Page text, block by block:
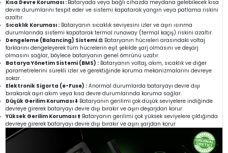
Kısa Devre Koruması : Bataryada veya bağlı cihazda meydana gelebilecek kısa
devre durumlarını tespit eder ve sistemi kapatarak yangın veya patlama riskini
azaltır.
Sıcaklık Koruması : Bataryanın sıcaklık seviyesini izler ve aşırı ısınma
durumlarında sistemi kapatarak termal runaway (termal kaçış) riskini azaltır.
Dengeleme (Balancing) Sistemi ⚖️ Bataryanın hücreleri arasındaki voltaj
farklarını dengeleyerek tüm hücrelerin eşit şekilde şarj olmasını ve deşarj
olmasını sağlar, böylece bataryanın genel ömrünü uzatır.
Batarya Yönetim Sistemi (BMS) : Bataryanın voltaj, akım, sıcaklık ve diğer
parametrelerini sürekli izler ve gerektiğinde koruma mekanizmalarını devreye
sokar.
Elektronik Sigorta (e-Fuse) : Anormal durumlarda bataryayı devre dışı
bırakarak aşırı akım veya kısa devre durumlarında koruma sağlar.
Düşük Gerilim Koruması ⬇️ Bataryanın gerilimi çok düşük seviyelere indiğinde
devreye girerek bataryayı devre dışı bırakır ve aşırı deşarjdan korur.
Yüksek Gerilim Koruması ⬆️ Bataryanın gerilimi çok yüksek seviyelere çıktığında
devreye girerek bataryayı devre dışı bırakır ve aşırı şarjdan korur